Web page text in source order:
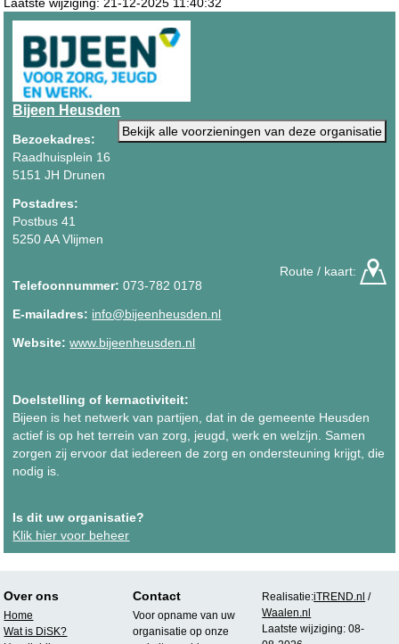
Bijeen Heusden
Bekijk alle voorzieningen van deze organisatie
Bezoekadres:
Raadhuisplein 16
5151 JH Drunen
Postadres:
Postbus 41
5250 AA Vlijmen
Route / kaart:
Telefoonnummer: 073-782 0178
E-mailadres: info@bijeenheusden.nl
Website: www.bijeenheusden.nl
Doelstelling of kernactiviteit:
Bijeen is het netwerk van partijen, dat in de gemeente Heusden
actief is op het terrein van zorg, jeugd, werk en welzijn. Samen
zorgen zij ervoor dat iedereen de zorg en ondersteuning krijgt, die
nodig is.
Is dit uw organisatie?
Klik hier voor beheer
Over ons
Home
Wat is DiSK?
Contact
Voor opname van uw
organisatie op onze
Realisatie:iTREND.nl /
Waalen.nl
Laatste wijziging: 08-